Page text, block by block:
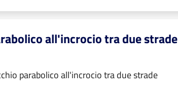
all'incrocio tra due strade
parabolico all'incrocio tra due strade